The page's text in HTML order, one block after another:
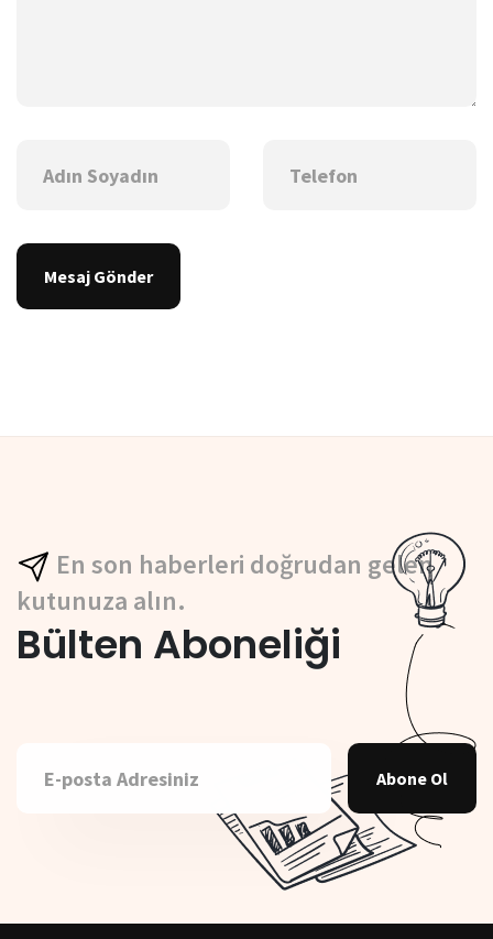
Mesaj Gönder
En son haberleri doğrudan gelen
kutunuza alın.
Bülten Aboneliği
Abone Ol